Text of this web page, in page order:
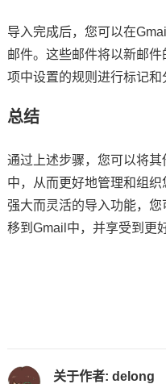
导入完成后，您可以在
邮件。这些邮件将以新邮
项中设置的规则进行标记和
总结
通过上述步骤，您可以将
中，从而更好地管理和组
强大而灵活的导入功能，
移到Gmail中，并享受到更
关于作者: delong